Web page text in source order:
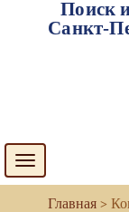
Поиск
Санкт-
Toggle
navigation